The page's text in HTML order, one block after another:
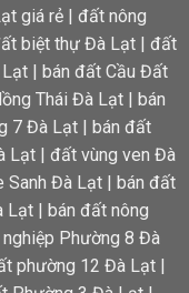
giá rẻ | đất nông
biệt thự Đà Lạt | đất
| bán đất Cầu Đất
Thái Đà Lạt | bán
7 Đà Lạt | bán đất
Lạt | đất vùng ven Đà
Sanh Đà Lạt | bán đất
Lạt | bán đất nông
Phường 8 Đà
phường 12 Đà Lạt |